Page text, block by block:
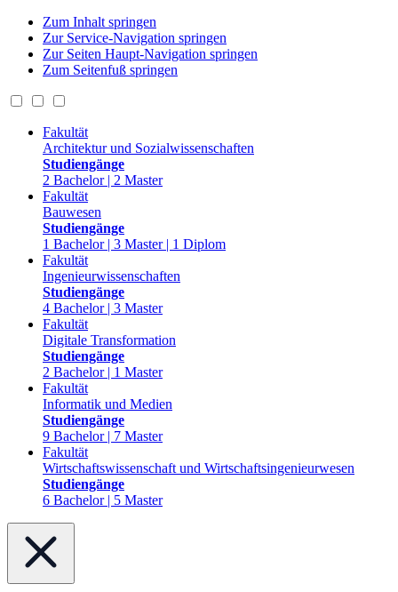
Zum Inhalt springen
Zur Service-Navigation springen
Zur Seiten Haupt-Navigation springen
Zum Seitenfuß springen
Fakultät
Architektur und Sozialwissenschaften
Studiengänge
2 Bachelor | 2 Master
Fakultät
Bauwesen
Studiengänge
1 Bachelor | 3 Master | 1 Diplom
Fakultät
Ingenieurwissenschaften
Studiengänge
4 Bachelor | 3 Master
Fakultät
Digitale Transformation
Studiengänge
2 Bachelor | 1 Master
Fakultät
Informatik und Medien
Studiengänge
9 Bachelor | 7 Master
Fakultät
Wirtschaftswissenschaft und Wirtschaftsingenieurwesen
Studiengänge
6 Bachelor | 5 Master